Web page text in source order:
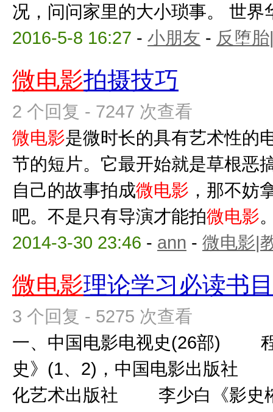
况，问问家里的大小琐事。 世界
2016-5-8 16:27 - 小朋友 - 反堕
微电影拍摄技巧
2 个回复 - 7247 次查看
微电影是微时长的具有艺术性的
节的短片。它最开始就是草根恶
自己的故事拍成微电影 ，那不妨
吧。不是只有导演才能拍微电影
2014-3-30 23:46 - ann - 微电影|
微电影理论学习必读书目
3 个回复 - 5275 次查看
一、中国电影电视史(26部) 程
史》(1、2)，中国电影出版社
化艺术出版社 李少白《影史